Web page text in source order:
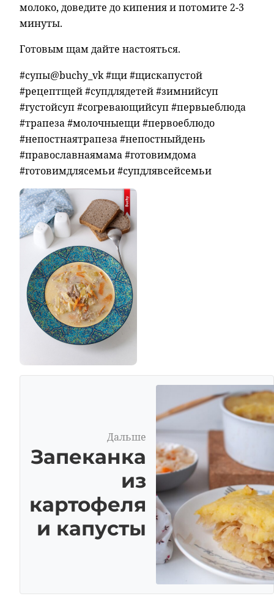
молоко, доведите до кипения и потомите 2-3
минуты.
Готовым щам дайте настояться.
#супы@buchy_vk #щи #щискапустой
#рецептщей #супдлядетей #зимнийсуп
#густойсуп #согревающийсуп #первыеблюда
#трапеза #молочныещи #первоеблюдо
#непостнаятрапеза #непостныйдень
#православнаямама #готовимдома
#готовимдлясемьи #супдлявсейсемьи
Дальше
Запеканка
из
картофеля
и капусты